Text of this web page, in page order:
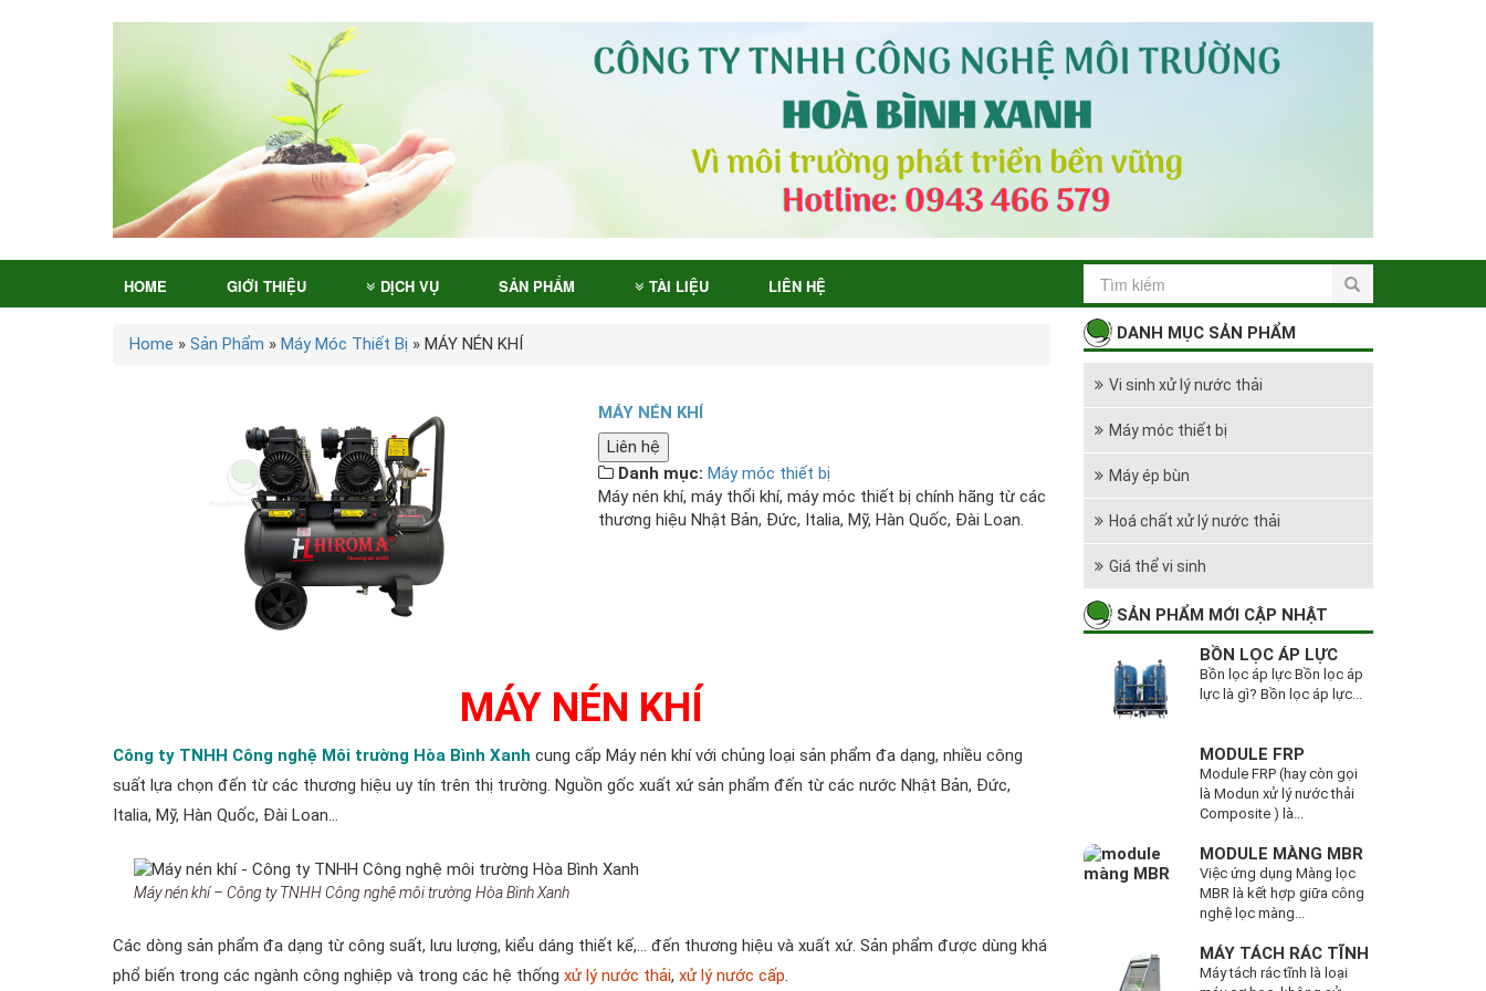
HOME GIỚI THIỆU DỊCH VỤ SẢN PHẨM TÀI LIỆU LIÊN HỆ
Home » Sản Phẩm » Máy Móc Thiết Bị » MÁY NÉN KHÍ
MÁY NÉN KHÍ
Liên hệ
Danh mục: Máy móc thiết bị
Máy nén khí, máy thổi khí, máy móc thiết bị chính hãng từ các
thương hiệu Nhật Bản, Đức, Italia, Mỹ, Hàn Quốc, Đài Loan.
MÁY NÉN KHÍ
Công ty TNHH Công nghệ Môi trường Hòa Bình Xanh cung cấp Máy nén khí với chủng loại sản phẩm đa dạng, nhiều công
suất lựa chọn đến từ các thương hiệu uy tín trên thị trường. Nguồn gốc xuất xứ sản phẩm đến từ các nước Nhật Bản, Đức,
Italia, Mỹ, Hàn Quốc, Đài Loan…
Máy nén khí – Công ty TNHH Công nghệ môi trường Hòa Bình Xanh
Các dòng sản phẩm đa dạng từ công suất, lưu lượng, kiểu dáng thiết kế,… đến thương hiệu và xuất xứ. Sản phẩm được dùng khá
phổ biến trong các ngành công nghiệp và trong các hệ thống xử lý nước thải, xử lý nước cấp.
DANH MỤC SẢN PHẨM
Vi sinh xử lý nước thải
Máy móc thiết bị
Máy ép bùn
Hoá chất xử lý nước thải
Giá thể vi sinh
SẢN PHẨM MỚI CẬP NHẬT
BỒN LỌC ÁP LỰC
Bồn lọc áp lực Bồn lọc áp
lực là gì? Bồn lọc áp lực...
MODULE FRP
Module FRP (hay còn gọi
là Modun xử lý nước thải
Composite ) là...
MODULE MÀNG MBR
Việc ứng dụng Màng lọc
MBR là kết hợp giữa công
nghệ lọc màng...
MÁY TÁCH RÁC TĨNH
Máy tách rác tĩnh là loại